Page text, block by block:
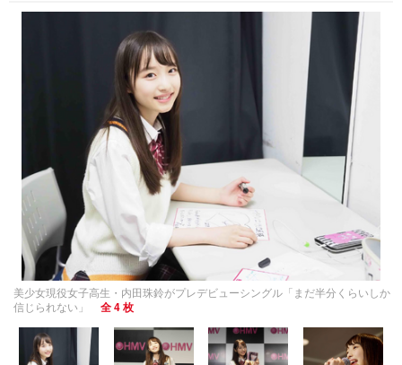
美少女現役女子高生・内田珠鈴がプレデビューシングル「まだ半分くらいしか
信じられない」
全 4 枚